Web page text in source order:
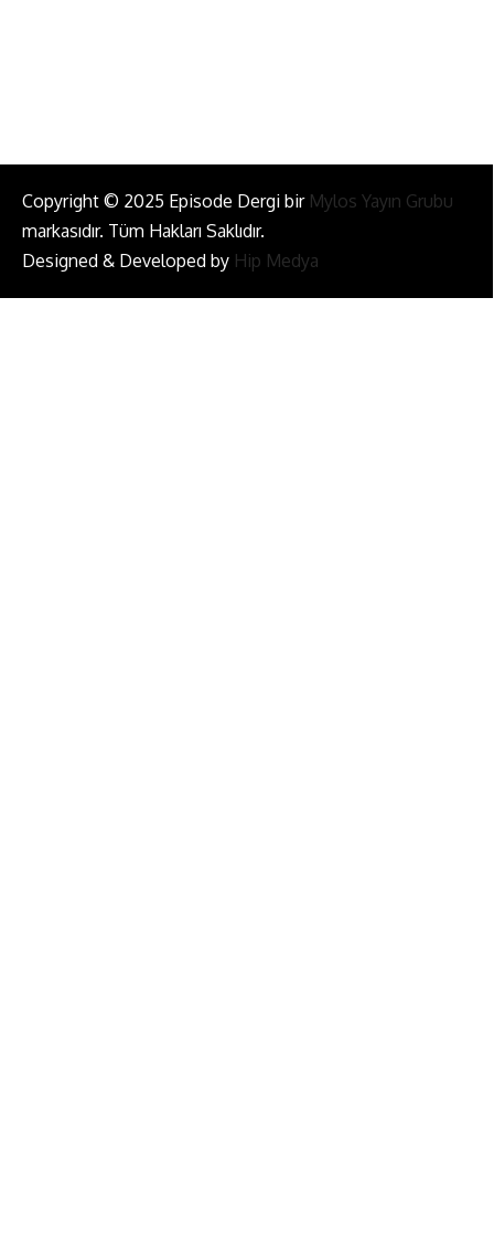
Copyright © 2025 Episode Dergi bir Mylos Yayın Grubu
markasıdır. Tüm Hakları Saklıdır.
Designed & Developed by Hip Medya